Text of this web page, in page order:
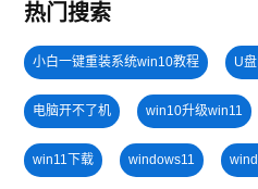
热门搜索
小白一键重装系统win10教程 U
电脑开不了机 win10升级win11
win11下载 windows11